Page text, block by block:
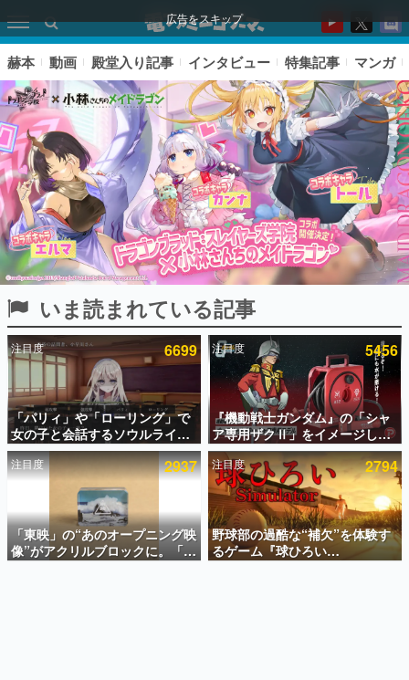
広告をスキップ
ピックアップ
電ファミのいま読まれている記事ランキング
アプリセール情報
インタビュー
連載・特集一覧
殿堂入り記事
SNS拡散数が数千以上！ ページビュー数万以上！ などな
ど。多くの人々に読まれた、電ファミ渾身の“殿堂入り”記
事をまとめました。
赫本 動画 殿堂入り記事 インタビュー 特集記事 マンガ
いま読まれている記事
注目度 6699
「パリィ」や「ローリング」で
女の子と会話するソウルライク
恋愛ゲーム『小早川さんはソウ
ルライク』無料公開。返事に失
敗すると「YOU DIED」
注目度 5456
『機動戦士ガンダム』の「シャ
ア専用ザクⅡ」をイメージした
散水ホースリールが予約開始。
本体にはシャアのパーソナルマ
ークやジオン公国軍のエンブレ
ム、型式番号などを配置
注目度 2937
「東映」の“あのオープニング映
像”がアクリルブロックに。「東
映ヒストリカル グッズコレクシ
注目度 2794
野球部の過酷な“補欠”を体験す
るゲーム『球ひろい
Simulator』が「1件」のウィッ